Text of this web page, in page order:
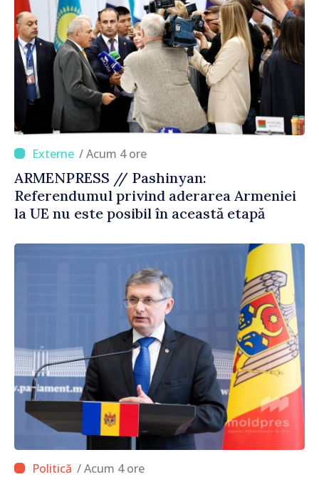
/ Acum 4 ore
ARMENPRESS // Pashinyan:
Referendumul privind aderarea Armeniei
la UE nu este posibil în această etapă
/ Acum 4 ore